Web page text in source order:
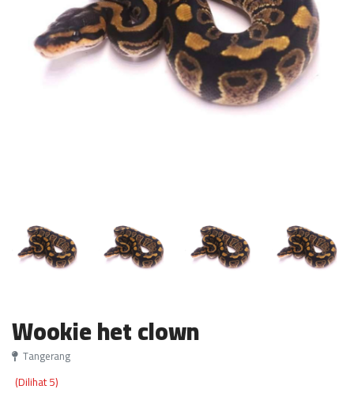
Wookie het clown
Tangerang
(Dilihat 5)